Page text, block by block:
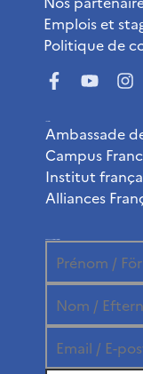
Emplois et
Politique de
Ambassade
Campus
Institut
Alliances